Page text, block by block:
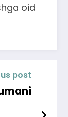
oid
post